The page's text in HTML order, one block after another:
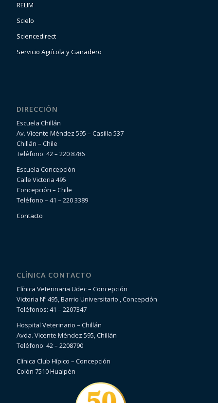
RELIM
Scielo
Sciencedirect
Servicio Agrícola y Ganadero
DIRECCIÓN
Escuela Chillán
Av. Vicente Méndez 595 – Casilla 537
Chillán – Chile
Teléfono: 42 – 220 8786
Escuela Concepción
Calle Victoria 495
Concepción – Chile
Teléfono – 41 – 220 3389
Contacto
CLÍNICA CONTACTO
Clínica Veterinaria Udec – Concepción
Victoria Nº 495, Barrio Universitario , Concepción
Teléfonos: 41 – 2207347
Hospital Veterinario – Chillán
Avda. Vicente Méndez 595, Chillán
Teléfono: 42 – 2208790
Clínica Club Hípico – Concepción
Colón 7510 Hualpén